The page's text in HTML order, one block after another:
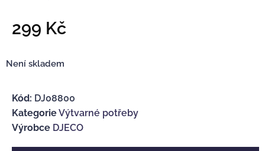
299 Kč
Není skladem
Kód: DJ08800
KategorieVýtvarné potřeby
Výrobce DJECO